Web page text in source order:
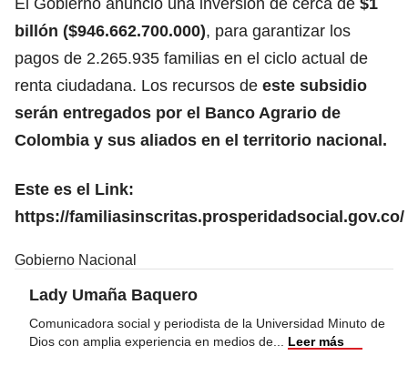
billón ($946.662.700.000), para garantizar los
pagos de 2.265.935 familias en el ciclo actual de
renta ciudadana. Los recursos de este subsidio
serán entregados por el Banco Agrario de
Colombia y sus aliados en el territorio nacional.
Este es el Link:
https://familiasinscritas.prosperidadsocial.gov.co/
Gobierno Nacional
Lady Umaña Baquero
Comunicadora social y periodista de la Universidad Minuto de
Dios con amplia experiencia en medios de
Leer más